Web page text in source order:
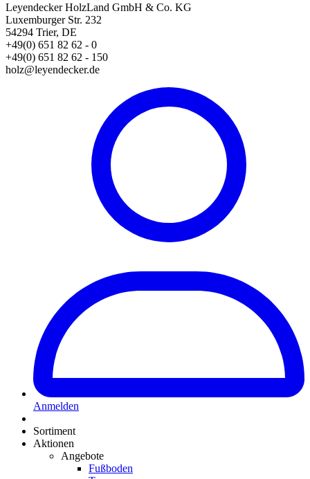
Leyendecker HolzLand GmbH & Co. KG
Luxemburger Str. 232
54294 Trier, DE
+49(0) 651 82 62 - 0
+49(0) 651 82 62 - 150
holz@leyendecker.de
Anmelden
Sortiment
Aktionen
Angebote
Fußboden